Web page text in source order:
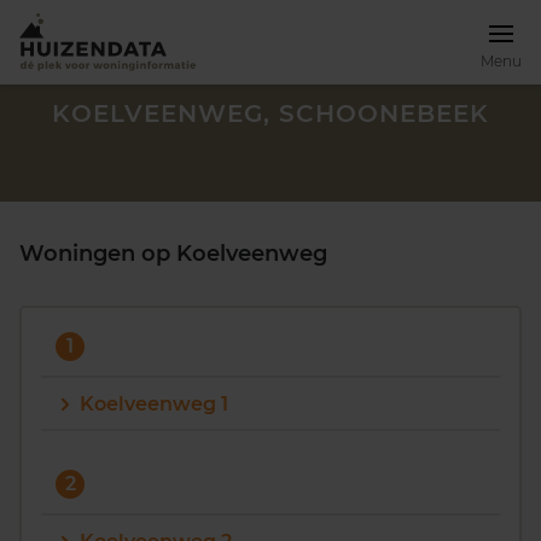
Menu
Zoek een woning
KOELVEENWEG, SCHOONEBEEK
Woningen op Koelveenweg
1
Koelveenweg 1
2